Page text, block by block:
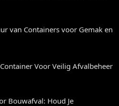
van Containers voor Gemak en
Voor Veilig Afvalbeheer
Bouwafval: Houd Je